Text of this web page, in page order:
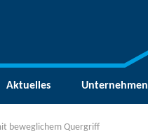
Aktuelles Unternehmen
beweglichem Quergriff